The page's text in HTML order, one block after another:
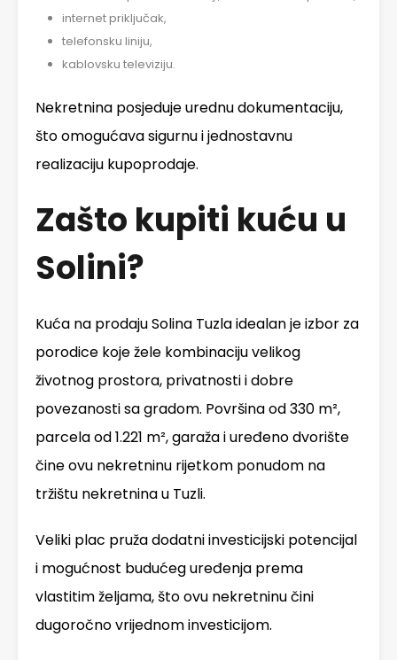
internet priključak,
telefonsku liniju,
kablovsku televiziju.
Nekretnina posjeduje urednu dokumentaciju,
što omogućava sigurnu i jednostavnu
realizaciju kupoprodaje.
Zašto kupiti kuću u
Solini?
Kuća na prodaju Solina Tuzla idealan je izbor za
porodice koje žele kombinaciju velikog
životnog prostora, privatnosti i dobre
povezanosti sa gradom. Površina od 330 m²,
parcela od 1.221 m², garaža i uređeno dvorište
čine ovu nekretninu rijetkom ponudom na
tržištu nekretnina u Tuzli.
Veliki plac pruža dodatni investicijski potencijal
i mogućnost budućeg uređenja prema
vlastitim željama, što ovu nekretninu čini
dugoročno vrijednom investicijom.